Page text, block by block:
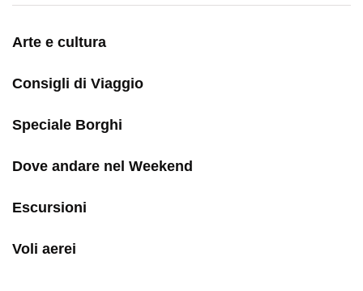
Arte e cultura
Consigli di Viaggio
Speciale Borghi
Dove andare nel Weekend
Escursioni
Voli aerei